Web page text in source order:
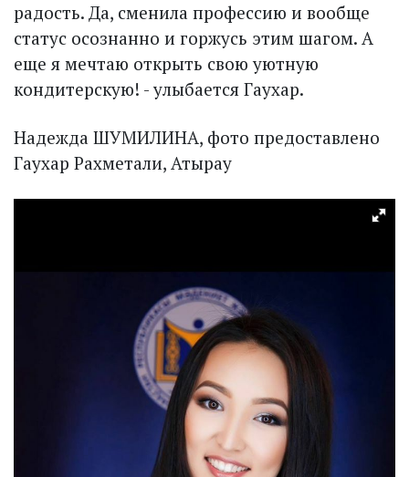
радость. Да, сменила профессию и вообще
статус осознанно и горжусь этим шагом. А
еще я мечтаю открыть свою уютную
кондитерскую! - улыбается Гаухар.
Надежда ШУМИЛИНА, фото предоставлено
Гаухар Рахметали, Атырау